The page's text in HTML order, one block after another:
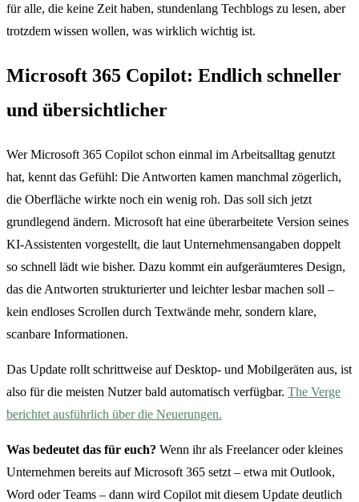
für alle, die keine Zeit haben, stundenlang Techblogs zu lesen, aber
trotzdem wissen wollen, was wirklich wichtig ist.
Microsoft 365 Copilot: Endlich schneller
und übersichtlicher
Wer Microsoft 365 Copilot schon einmal im Arbeitsalltag genutzt
hat, kennt das Gefühl: Die Antworten kamen manchmal zögerlich,
die Oberfläche wirkte noch ein wenig roh. Das soll sich jetzt
grundlegend ändern. Microsoft hat eine überarbeitete Version seines
KI-Assistenten vorgestellt, die laut Unternehmensangaben doppelt
so schnell lädt wie bisher. Dazu kommt ein aufgeräumteres Design,
das die Antworten strukturierter und leichter lesbar machen soll –
kein endloses Scrollen durch Textwände mehr, sondern klare,
scanbare Informationen.
Das Update rollt schrittweise auf Desktop- und Mobilgeräten aus, ist
also für die meisten Nutzer bald automatisch verfügbar. The Verge
berichtet ausführlich über die Neuerungen.
Was bedeutet das für euch? Wenn ihr als Freelancer oder kleines
Unternehmen bereits auf Microsoft 365 setzt – etwa mit Outlook,
Word oder Teams – dann wird Copilot mit diesem Update deutlich